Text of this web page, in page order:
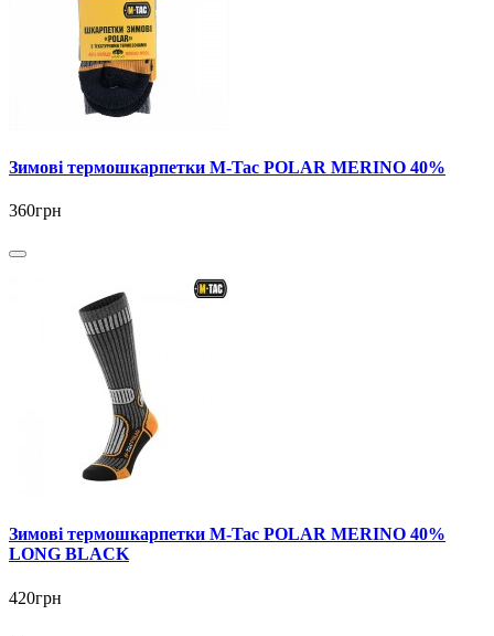
Зимові термошкарпетки M-Tac POLAR MERINO 40%
360грн
Зимові термошкарпетки M-Tac POLAR MERINO 40%
LONG BLACK
420грн